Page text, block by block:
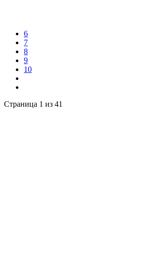
6
7
8
9
10
Страница 1 из 41